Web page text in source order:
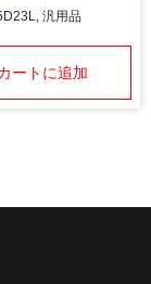
汎用品
ートに追加